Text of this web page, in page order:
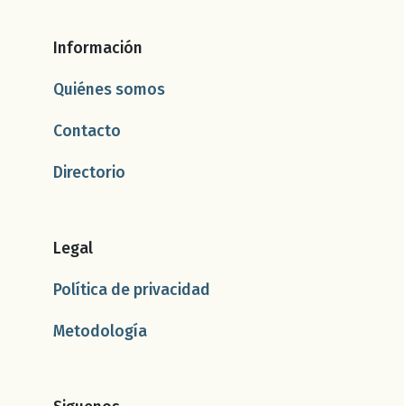
Información
Quiénes somos
Contacto
Directorio
Legal
Política de privacidad
Metodología